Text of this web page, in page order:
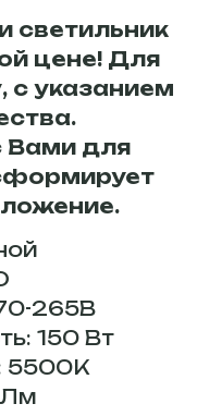
светильник
цене! Для
с указанием
Вами для
265В
150 Вт
5500К
Лм